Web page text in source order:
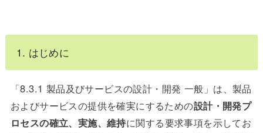
1. はじめに
「8.3.1 製品及びサービスの設計・開発 一般」は、製品
およびサービスの提供を確実にするための設計・開発プ
ロセスの確立、実施、維持に関する要求事項を示してお